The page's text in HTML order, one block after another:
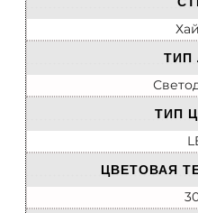
ТИП
ТИП
ЦВЕТОВАЯ